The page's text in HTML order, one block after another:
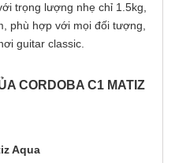
trọng lượng nhẹ chỉ 1.5kg,
phù hợp với mọi đối tượng,
guitar classic.
CORDOBA C1 MATIZ
Aqua